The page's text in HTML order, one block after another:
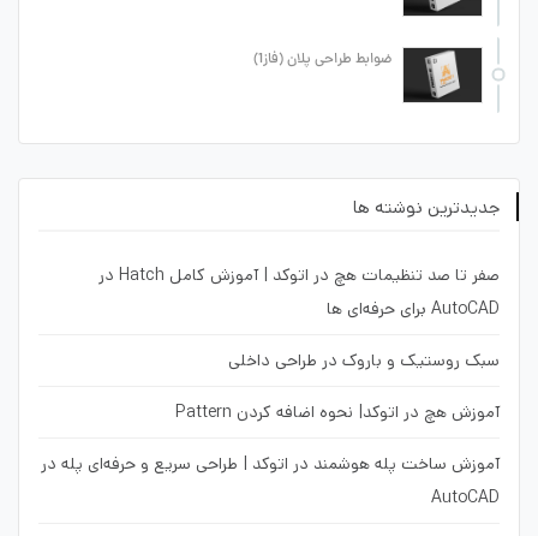
ضوابط طراحی پلان (فاز1)
جدیدترین نوشته ها
صفر تا صد تنظیمات هچ در اتوکد | آموزش کامل Hatch در
AutoCAD برای حرفه‌ای ها
سبک روستیک و باروک در طراحی داخلی
آموزش هچ در اتوکد| نحوه اضافه کردن Pattern
آموزش ساخت پله هوشمند در اتوکد | طراحی سریع و حرفه‌ای پله در
AutoCAD